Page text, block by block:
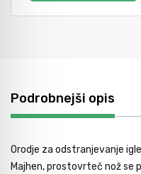
Podrobnejši opis
Orodje za odstranjevanje
Majhen, prostovrteč nož se